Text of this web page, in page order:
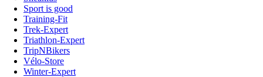
Sport is good
Training-Fit
Trek-Expert
Triathlon-Expert
TripNBikers
Vélo-Store
Winter-Expert